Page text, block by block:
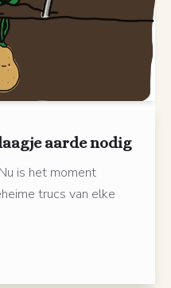
aarde nodig
is het moment
trucs van elke